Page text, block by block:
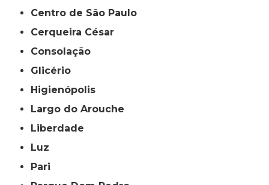
Centro de São Paulo
Cerqueira César
Consolação
Glicério
Higienópolis
Largo do Arouche
Liberdade
Luz
Pari